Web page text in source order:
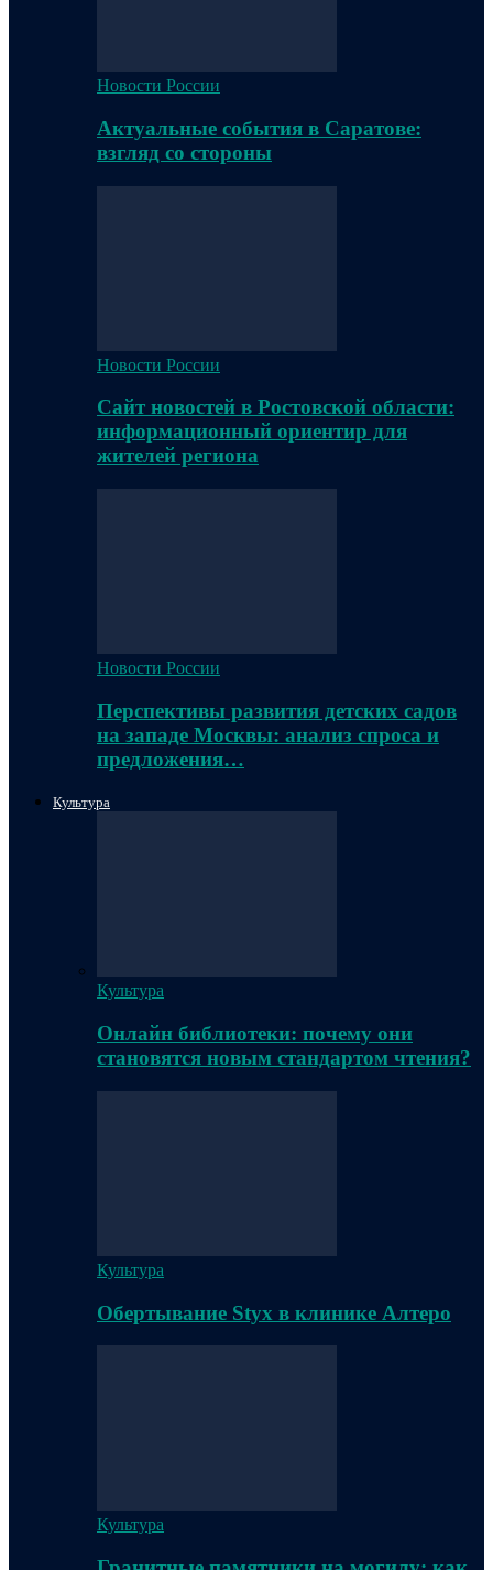
Новости России
Актуальные события в Саратове:
взгляд со стороны
Новости России
Сайт новостей в Ростовской области:
информационный ориентир для
жителей региона
Новости России
Перспективы развития детских садов
на западе Москвы: анализ спроса и
предложения…
Культура
Культура
Онлайн библиотеки: почему они
становятся новым стандартом чтения?
Культура
Обертывание Styx в клинике Алтеро
Культура